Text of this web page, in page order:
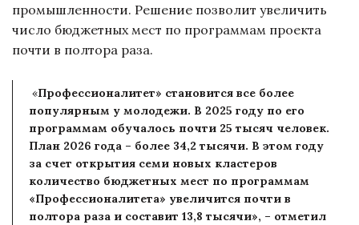
промышленности. Решение позволит увеличить
число бюджетных мест по программам проекта
почти в полтора раза.
«Профессионалитет» становится все более
популярным у молодежи. В 2025 году по его
программам обучалось почти 25 тысяч человек.
План 2026 года – более 34,2 тысячи. В этом году
за счет открытия семи новых кластеров
количество бюджетных мест по программам
«Профессионалитета» увеличится почти в
полтора раза и составит 13,8 тысячи», – отметил